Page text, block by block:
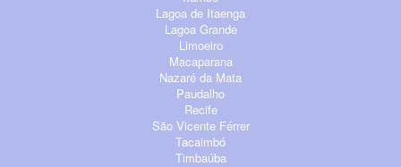
Lagoa de Itaenga
Lagoa Grande
Limoeiro
Macaparana
Nazaré da Mata
Paudalho
Recife
São Vicente Férrer
Tacaimbó
Timbaúba